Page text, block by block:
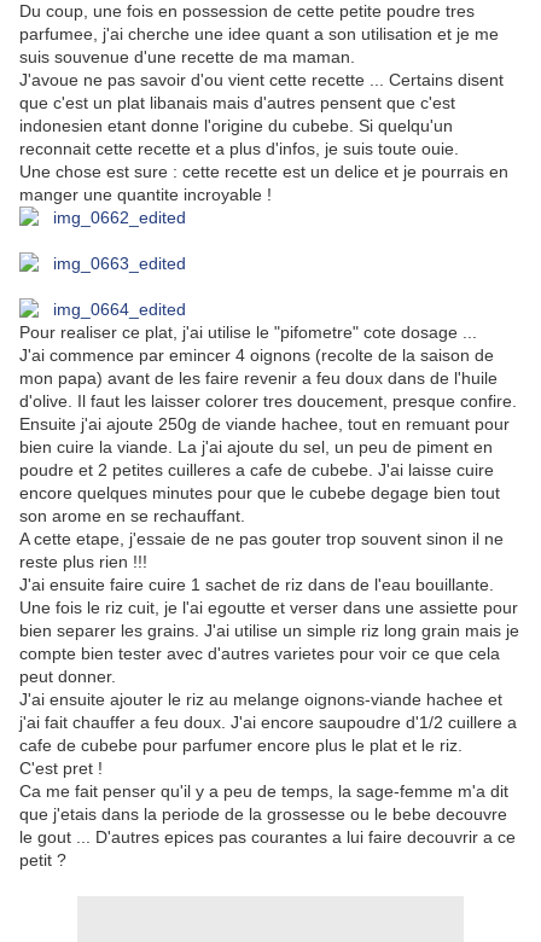
Du coup, une fois en possession de cette petite poudre tres
parfumee, j'ai cherche une idee quant a son utilisation et je me
suis souvenue d'une recette de ma maman.
J'avoue ne pas savoir d'ou vient cette recette ... Certains disent
que c'est un plat libanais mais d'autres pensent que c'est
indonesien etant donne l'origine du cubebe. Si quelqu'un
reconnait cette recette et a plus d'infos, je suis toute ouie.
Une chose est sure : cette recette est un delice et je pourrais en
manger une quantite incroyable !
Pour realiser ce plat, j'ai utilise le "pifometre" cote dosage ...
J'ai commence par emincer 4 oignons (recolte de la saison de
mon papa) avant de les faire revenir a feu doux dans de l'huile
d'olive. Il faut les laisser colorer tres doucement, presque confire.
Ensuite j'ai ajoute 250g de viande hachee, tout en remuant pour
bien cuire la viande. La j'ai ajoute du sel, un peu de piment en
poudre et 2 petites cuilleres a cafe de cubebe. J'ai laisse cuire
encore quelques minutes pour que le cubebe degage bien tout
son arome en se rechauffant.
A cette etape, j'essaie de ne pas gouter trop souvent sinon il ne
reste plus rien !!!
J'ai ensuite faire cuire 1 sachet de riz dans de l'eau bouillante.
Une fois le riz cuit, je l'ai egoutte et verser dans une assiette pour
bien separer les grains. J'ai utilise un simple riz long grain mais je
compte bien tester avec d'autres varietes pour voir ce que cela
peut donner.
J'ai ensuite ajouter le riz au melange oignons-viande hachee et
j'ai fait chauffer a feu doux. J'ai encore saupoudre d'1/2 cuillere a
cafe de cubebe pour parfumer encore plus le plat et le riz.
C'est pret !
Ca me fait penser qu'il y a peu de temps, la sage-femme m'a dit
que j'etais dans la periode de la grossesse ou le bebe decouvre
le gout ... D'autres epices pas courantes a lui faire decouvrir a ce
petit ?